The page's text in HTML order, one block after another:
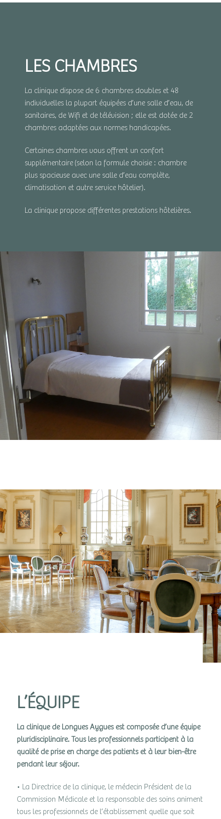
LES CHAMBRES
La clinique dispose de 6 chambres doubles et 48
individuelles la plupart équipées d’une salle d’eau, de
sanitaires, de Wifi et de télévision ; elle est dotée de 2
chambres adaptées aux normes handicapées.
Certaines chambres vous offrent un confort
supplémentaire (selon la formule choisie : chambre
plus spacieuse avec une salle d’eau complète,
climatisation et autre service hôtelier).
La clinique propose différentes prestations hôtelières.
L’ÉQUIPE
La clinique de Longues Aygues est composée d’une équipe
pluridisciplinaire. Tous les professionnels participent à la
qualité de prise en charge des patients et à leur bien-être
pendant leur séjour.
• La Directrice de la clinique, le médecin Président de la
Commission Médicale et la responsable des soins animent
tous les professionnels de l’établissement quelle que soit